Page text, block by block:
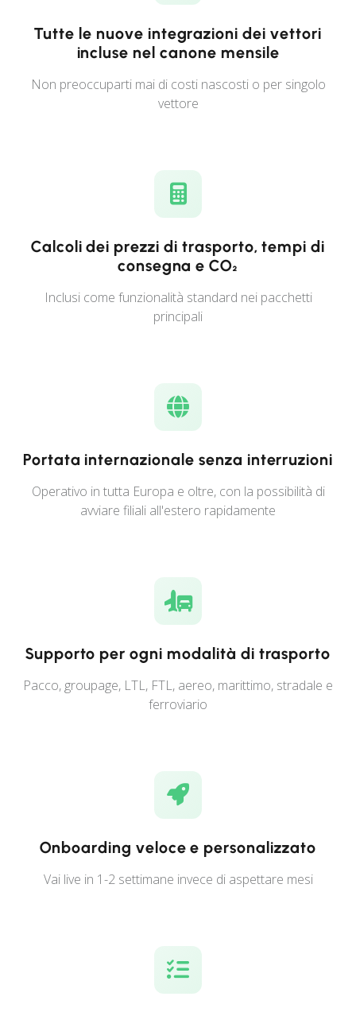
Tutte le nuove integrazioni dei vettori
incluse nel canone mensile
Non preoccuparti mai di costi nascosti o per singolo
vettore
Calcoli dei prezzi di trasporto, tempi di
consegna e CO₂
Inclusi come funzionalità standard nei pacchetti
principali
Portata internazionale senza interruzioni
Operativo in tutta Europa e oltre, con la possibilità di
avviare filiali all'estero rapidamente
Supporto per ogni modalità di trasporto
Pacco, groupage, LTL, FTL, aereo, marittimo, stradale e
ferroviario
Onboarding veloce e personalizzato
Vai live in 1-2 settimane invece di aspettare mesi